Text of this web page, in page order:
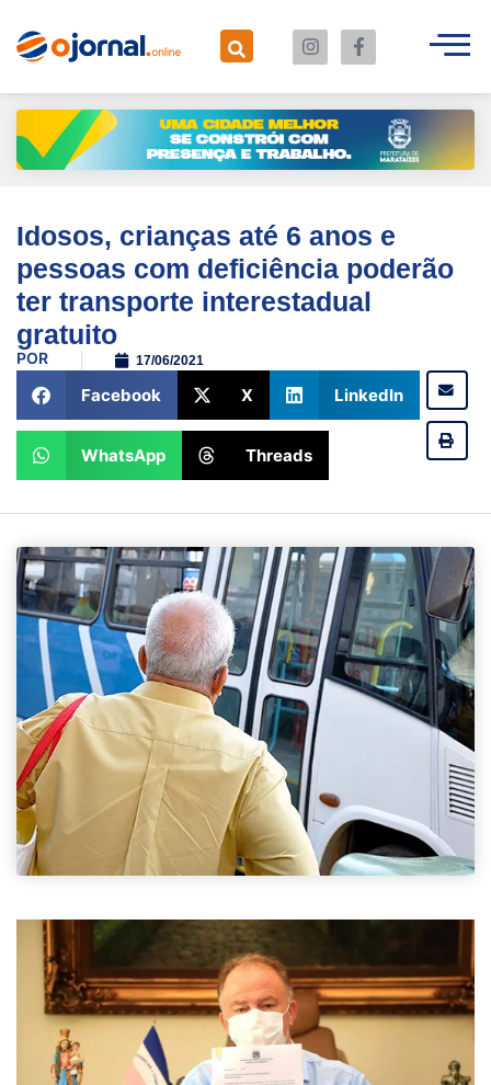
Idosos, crianças até 6 anos e
pessoas com deficiência poderão
ter transporte interestadual
gratuito
POR 17/06/2021
Facebook X LinkedIn
WhatsApp Threads